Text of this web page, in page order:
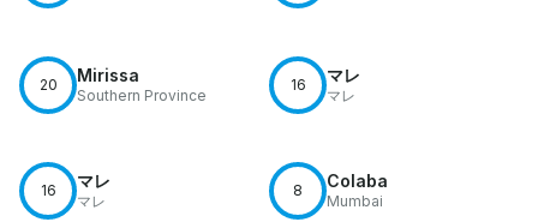
20 Mirissa
Southern Province
16 マレ
マレ
16 マレ
マレ
8 Colaba
Mumbai